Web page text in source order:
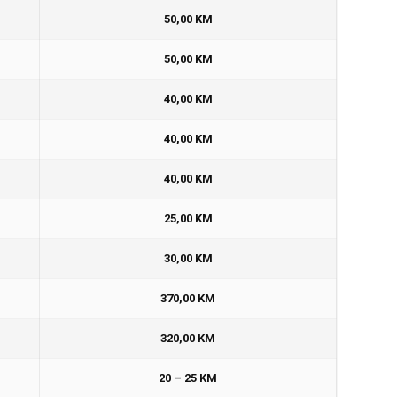
50,00 KM
50,00 KM
40,00 KM
40,00 KM
40,00 KM
25,00 KM
30,00 KM
370,00 KM
320,00 KM
20 – 25 KM